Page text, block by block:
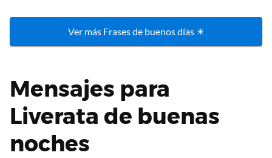
Ver más Frases de buenos días ☀
Mensajes para
Liverata de buenas
noches